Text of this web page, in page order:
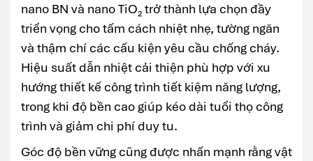
nano BN và nano TiO₂ trở thành lựa chọn đầy
triển vọng cho tấm cách nhiệt nhẹ, tường ngăn
và thậm chí các cấu kiện yêu cầu chống cháy.
Hiệu suất dẫn nhiệt cải thiện phù hợp với xu
hướng thiết kế công trình tiết kiệm năng lượng,
trong khi độ bền cao giúp kéo dài tuổi thọ công
trình và giảm chi phí duy tu.
Góc độ bền vững cũng được nhấn mạnh rằng vật